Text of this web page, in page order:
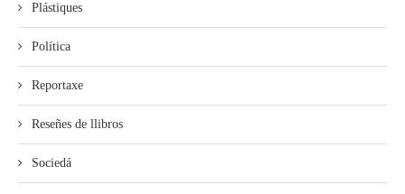
Plástiques
Política
Reportaxe
Reseñes de llibros
Sociedá